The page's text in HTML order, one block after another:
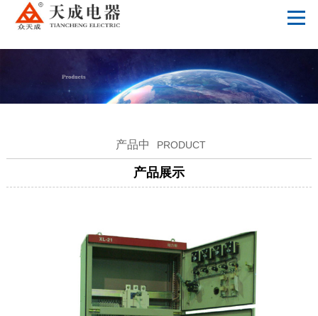
华体会手机网页版_华体会（中国）
产品中 PRODUCT
产品展示